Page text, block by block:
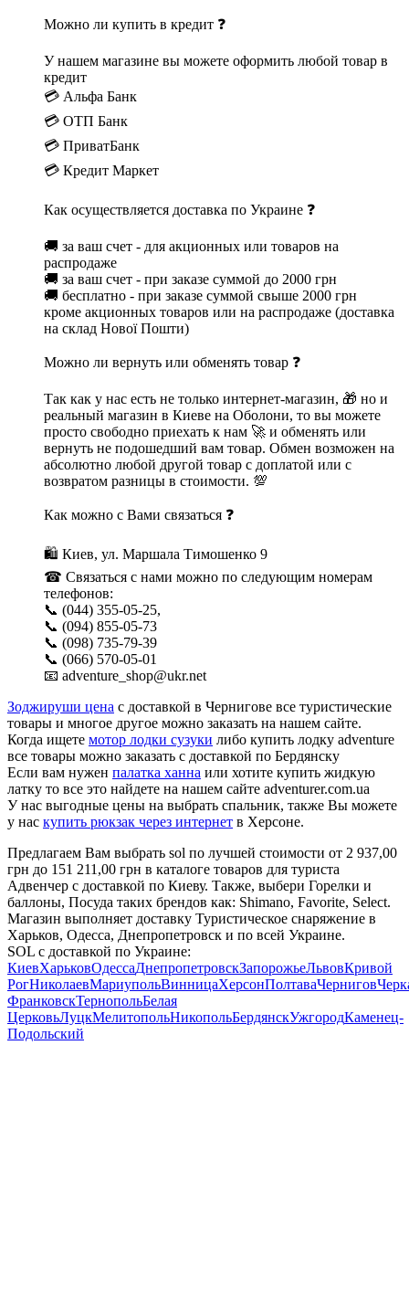
Можно ли купить в кредит ❓
У нашем магазине вы можете оформить любой товар в
кредит
💳 Альфа Банк
💳 ОТП Банк
💳 ПриватБанк
💳 Кредит Маркет
Как осуществляется доставка по Украине ❓
🚚 за ваш счет - для акционных или товаров на
распродаже
🚚 за ваш счет - при заказе суммой до 2000 грн
🚚 бесплатно - при заказе суммой свыше 2000 грн
кроме акционных товаров или на распродаже (доставка
на склад Нової Пошти)
Можно ли вернуть или обменять товар ❓
Так как у нас есть не только интернет-магазин, 🎁 но и
реальный магазин в Киеве на Оболони, то вы можете
просто свободно приехать к нам 🚀 и обменять или
вернуть не подошедший вам товар. Обмен возможен на
абсолютно любой другой товар с доплатой или с
возвратом разницы в стоимости. 💯
Как можно с Вами связаться ❓
🛍 Киев, ул. Маршала Тимошенко 9
☎ Связаться с нами можно по следующим номерам
телефонов:
📞 (044) 355-05-25,
📞 (094) 855-05-73
📞 (098) 735-79-39
📞 (066) 570-05-01
📧 adventure_shop@ukr.net
Зоджируши цена с доставкой в Чернигове все туристические
товары и многое другое можно заказать на нашем сайте.
Когда ищете мотор лодки сузуки либо купить лодку adventure
все товары можно заказать с доставкой по Бердянску
Если вам нужен палатка ханна или хотите купить жидкую
латку то все это найдете на нашем сайте adventurer.com.ua
У нас выгодные цены на выбрать спальник, также Вы можете
у нас купить рюкзак через интернет в Херсоне.
Предлагаем Вам выбрать sol по лучшей стоимости от 2 937,00
грн до 151 211,00 грн в каталоге товаров для туриста
Адвенчер с доставкой по Киеву. Также, выбери Горелки и
баллоны, Посуда таких брендов как: Shimano, Favorite, Select.
Магазин выполняет доставку Туристическое снаряжение в
Харьков, Одесса, Днепропетровск и по всей Украине.
SOL с доставкой по Украине:
КиевХарьковОдессаДнепропетровскЗапорожьеЛьвовКривой
РогНиколаевМариупольВинницаХерсонПолтаваЧернигов
ФранковскТернопольБелая
ЦерковьЛуцкМелитопольНикопольБердянскУжгородКаменец-
Подольский